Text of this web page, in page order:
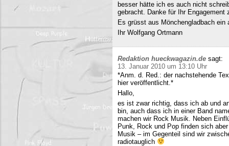
besser hätte ich es auch nicht
gebracht. Danke für Ihr Engagement
Es grüsst aus Mönchengladbach ein
Ihr Wolfgang Ortmann
Redaktion hueckwagazin.de sagt:
13. Januar 2010 um 13:10 Uhr
*Anm. d. Red.: der nachstehende
hier veröffentlicht.*
Hallo,
es ist zwar richtig, dass ich ab und
bin, auch dass ich in einer Band
machen wir Rock Musik. Neben
Punk, Rock und Pop finden sich
Musik – im Gegenteil sind wir
radiotauglich